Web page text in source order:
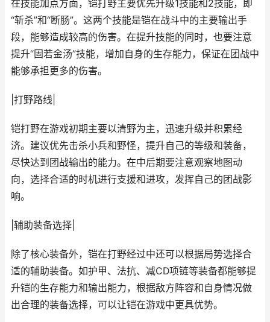
在技能加点方面，铠打野主要优先升级1技能和2技能，即
“斩杀”和“断肠”。这两个技能是铠在战斗中的主要输出手
段，能够造成较高的伤害。在提升技能的同时，也要注意
提升“固若金汤”技能，增加自身的生存能力，保证在团战中
能够承担更多的伤害。
|打野路线|
铠打野在游戏初期主要以清野为主，迅速升级并积累经
济。建议优先击杀小兵和野怪，提升自己的等级和装备，
尽快达到团战输出的能力。在中后期要注意观察地图动
向，选择合适的时机进行支援和进攻，发挥自己的团战影
响。
|辅助装备选择|
除了核心装备外，铠在打野经过中还可以根据局势选择合
适的辅助装备。如护甲、法抗、减CD项链等装备都能够提
升铠的生存能力和输出能力，根据敌方阵容和自身情况做
出合理的装备选择，可以让铠在游戏中更具优势。